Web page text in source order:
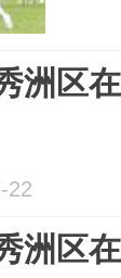
洲区
22
洲区